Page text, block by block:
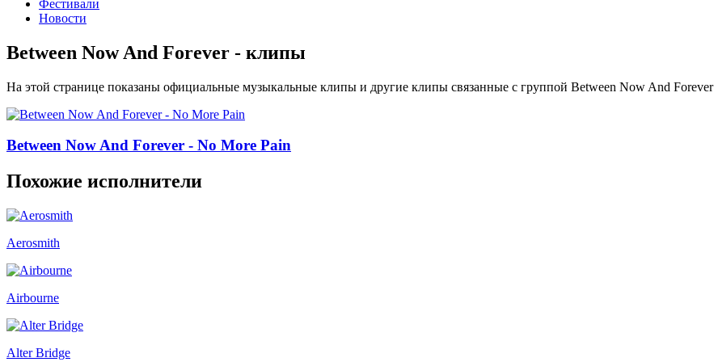
Фестивали
Новости
Between Now And Forever - клипы
На этой странице показаны официальные музыкальные клипы и другие клипы связанные с группой Between Now And Forever
Between Now And Forever - No More Pain
Похожие исполнители
Aerosmith
Airbourne
Alter Bridge